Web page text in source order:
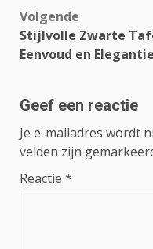
Volgende
Stijlvolle Zwarte
Eenvoud en Elegantie
Geef een reactie
Je e-mailadres wordt
velden zijn
Reactie *